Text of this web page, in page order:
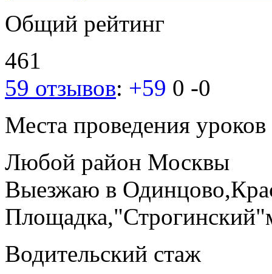
Общий рейтинг
461
59 отзывов: +59 0 -0
Места проведения уроков
Любой район Москвы
Выезжаю в
Водительский стаж